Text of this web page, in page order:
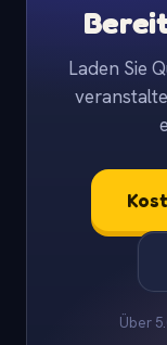
Laden Sie
Über